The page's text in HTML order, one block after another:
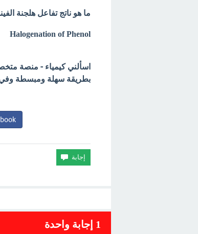
ما هو ناتج تفاعل هلجنة
Halogenation of Phenol
اسألني كيمياء - منصة
بطريقة سهلة ومبسطة وفي
1 إجابة واحدة